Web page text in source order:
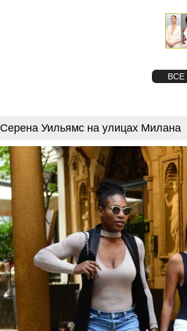
ВСЕ
Серена Уильямс на улицах Милана